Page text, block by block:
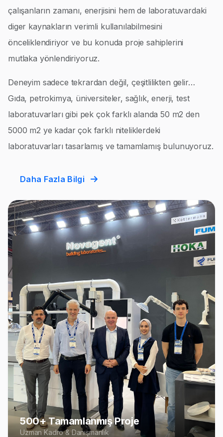
çalışanların zamanı, enerjisini hem de laboratuvardaki
diger kaynakların verimli kullanılabilmesini
önceliklendiriyor ve bu konuda proje sahiplerini
mutlaka yönlendiriyoruz.
Deneyim sadece tekrardan değil, çeşitlilikten gelir…
Gıda, petrokimya, üniversiteler, sağlık, enerji, test
laboratuvarları gibi pek çok farklı alanda 50 m2 den
5000 m2 ye kadar çok farklı niteliklerdeki
laboratuvarları tasarlamış ve tamamlamış bulunuyoruz.
Daha Fazla Bilgi
500+ Tamamlanmış Proje
Uzman Kadro & Danışmanlık